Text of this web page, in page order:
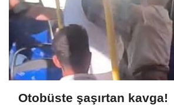
Otobüste şaşırtan kavga!